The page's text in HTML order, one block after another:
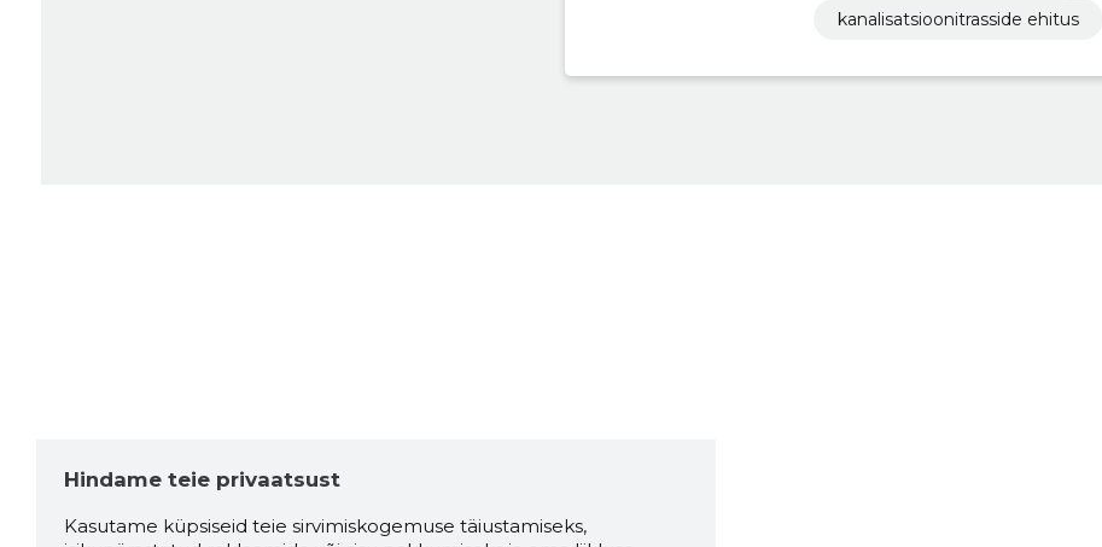
kanalisatsioonitrasside ehitus
Hindame teie privaatsust
Kasutame küpsiseid teie sirvimiskogemuse täiustamiseks,